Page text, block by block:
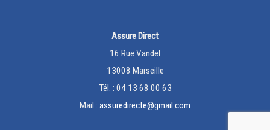
Assure Direct
16 Rue Vandel
13008 Marseille
Tél. : 04 13 68 00 63
Mail : assuredirecte@gmail.com